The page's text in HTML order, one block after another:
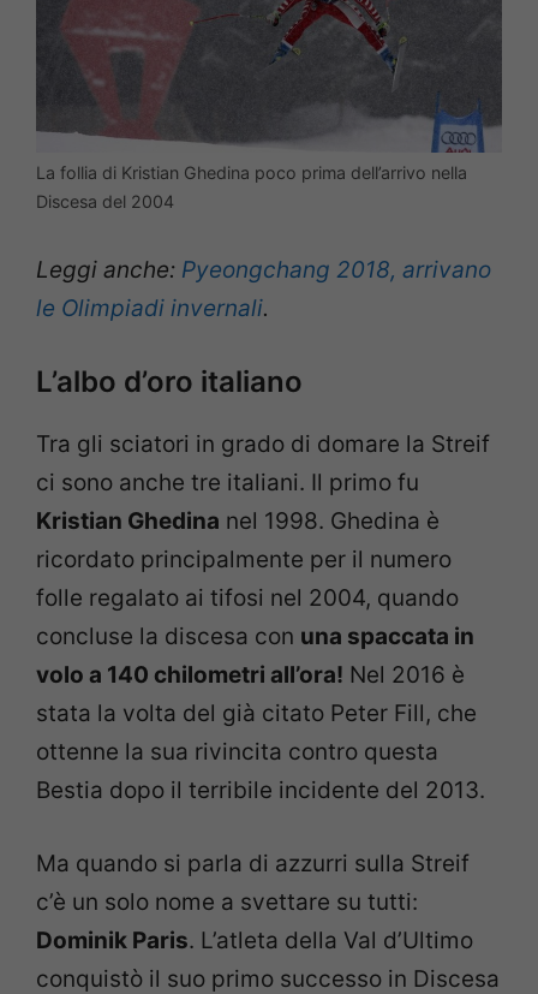
La follia di Kristian Ghedina poco prima dell’arrivo nella
Discesa del 2004
Leggi anche: Pyeongchang 2018, arrivano
le Olimpiadi invernali.
L’albo d’oro italiano
Tra gli sciatori in grado di domare la Streif
ci sono anche tre italiani. Il primo fu
Kristian Ghedina nel 1998. Ghedina è
ricordato principalmente per il numero
folle regalato ai tifosi nel 2004, quando
concluse la discesa con una spaccata in
volo a 140 chilometri all’ora! Nel 2016 è
stata la volta del già citato Peter Fill, che
ottenne la sua rivincita contro questa
Bestia dopo il terribile incidente del 2013.
Ma quando si parla di azzurri sulla Streif
c’è un solo nome a svettare su tutti:
Dominik Paris. L’atleta della Val d’Ultimo
conquistò il suo primo successo in Discesa